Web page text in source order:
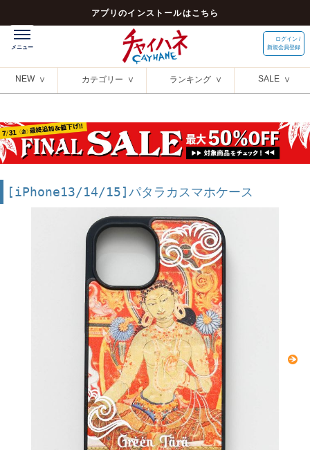
アプリのインストールはこちら
ログイン /
新規会員登録
NEW カテゴリー ランキング SALE
[iPhone13/14/15]パタラカスマホケース